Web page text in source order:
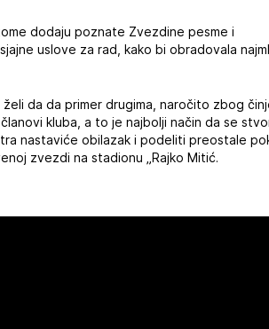
dodaju poznate Zvezdine pesme i
uslove za rad, kako bi obradovala
da da primer drugima, naročito zbog
kluba, a to je najbolji način da se
nastaviće obilazak i podeliti preostale
zvezdi na stadionu „Rajko Mitić.